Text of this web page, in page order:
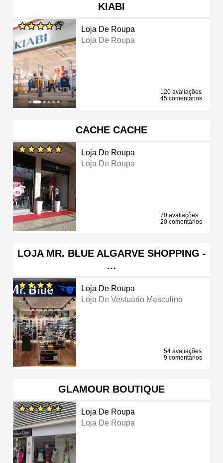
KIABI
Loja De Roupa
Loja De Roupa
120 avaliações
45 comentários
CACHE CACHE
Loja De Roupa
Loja De Roupa
70 avaliações
20 comentários
LOJA MR. BLUE ALGARVE SHOPPING -
…
Loja De Roupa
Loja De Vestuário Masculino
54 avaliações
9 comentários
GLAMOUR BOUTIQUE
Loja De Roupa
Loja De Roupa